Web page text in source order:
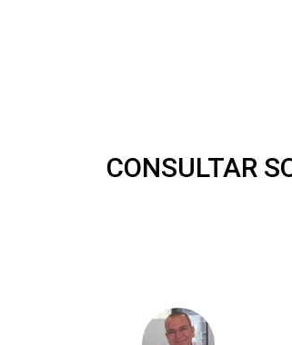
CONSULTAR